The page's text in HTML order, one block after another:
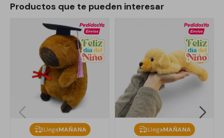
Productos que te pueden interesar
LlegaMAÑANA LlegaMAÑANA